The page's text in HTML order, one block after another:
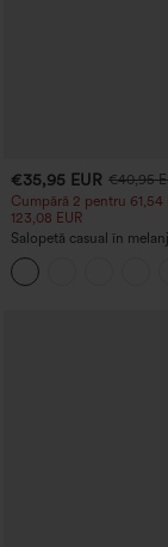
€35,95 EUR €40,95
Cumpără 2 pentru 61,54
123,08 EUR
Salopetă casual în
reglabile, fronsată, cu
buzunare - Easy Peezy